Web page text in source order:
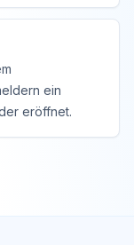
ein
eröffnet.